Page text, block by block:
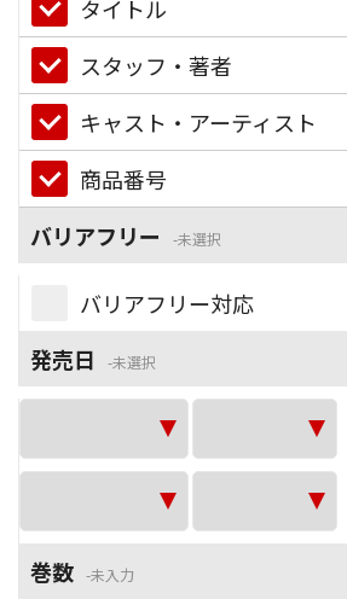
タイトル
スタッフ・著者
キャスト・アーティスト
商品番号
バリアフリー
未選択
バリアフリー対応
発売日
未選択
巻数 未入力